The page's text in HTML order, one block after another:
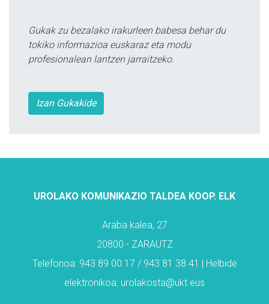
Gukak zu bezalako irakurleen babesa behar du
tokiko informazioa euskaraz eta modu
profesionalean lantzen jarraitzeko.
Izan Gukakide
UROLAKO KOMUNIKAZIO TALDEA KOOP. ELK
Araba kalea, 27
20800 - ZARAUTZ
Telefonoa: 943 89 00 17 / 943 81 38 41 | Helbide
elektronikoa: urolakosta@ukt.eus